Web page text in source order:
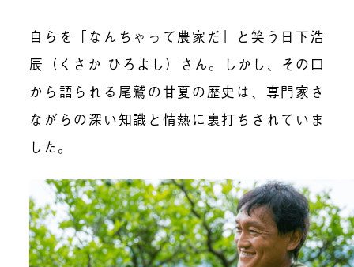
自らを「なんちゃって農家だ」と笑う日下浩
辰（くさか ひろよし）さん。
しかし、その口
から語られる尾鷲の甘夏の歴史は、専門家さ
ながらの深い知識と情熱に裏打ちされていま
した。